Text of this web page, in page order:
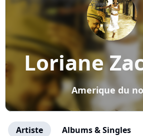
Loriane
Amerique du
Artiste Albums & Singles